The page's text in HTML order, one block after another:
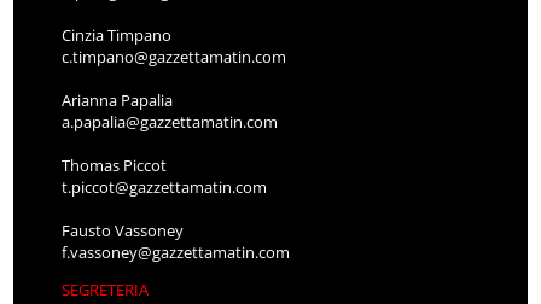
Cinzia Timpano
c.timpano@gazzettamatin.com
Arianna Papalia
a.papalia@gazzettamatin.com
Thomas Piccot
t.piccot@gazzettamatin.com
Fausto Vassoney
f.vassoney@gazzettamatin.com
SEGRETERIA